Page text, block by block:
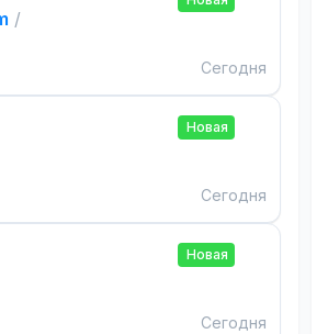
/
Сегодня
Новая
Сегодня
Новая
Сегодня